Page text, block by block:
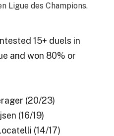
Ligue des Champions.
15+ duels in
and won 80% or
(20/23)
(16/19)
(14/17)